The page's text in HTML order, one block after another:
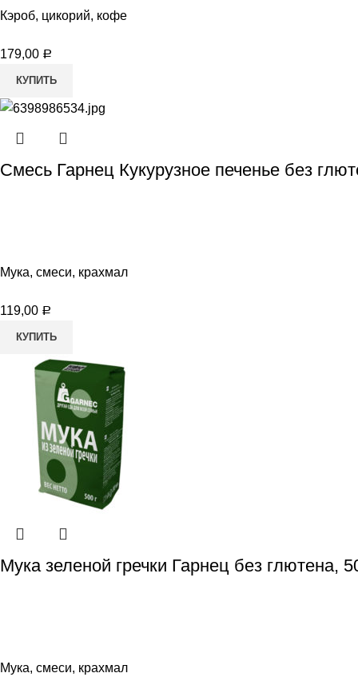
Кэроб, цикорий, кофе
179,00 Р
КУПИТЬ
Смесь Гарнец Кукурузное печенье без
Мука, смеси, крахмал
119,00 Р
КУПИТЬ
Мука зеленой гречки Гарнец без глютена,
Мука, смеси, крахмал